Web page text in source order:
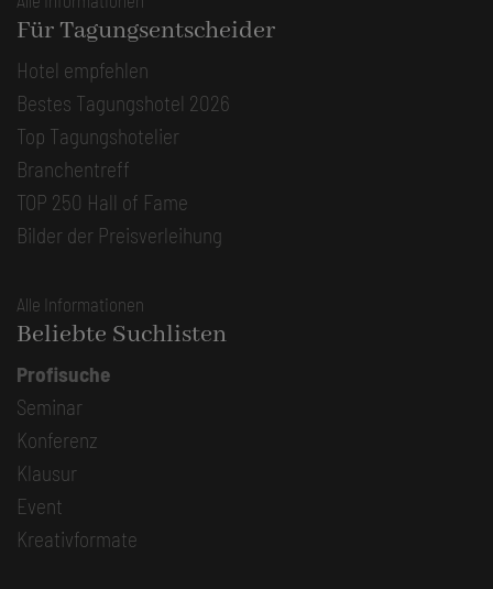
Für Tagungsentscheider
Hotel empfehlen
Bestes Tagungshotel 2026
Top Tagungshotelier
Branchentreff
TOP 250 Hall of Fame
Bilder der Preisverleihung
Alle Informationen
Beliebte Suchlisten
Profisuche
Seminar
Konferenz
Klausur
Event
Kreativformate